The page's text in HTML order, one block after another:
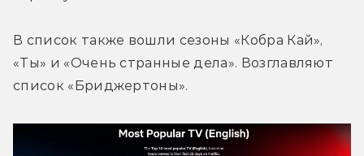
В список также вошли сезоны «Кобра Кай»,
«Ты» и «Очень странные дела». Возглавляют
список «Бриджертоны».